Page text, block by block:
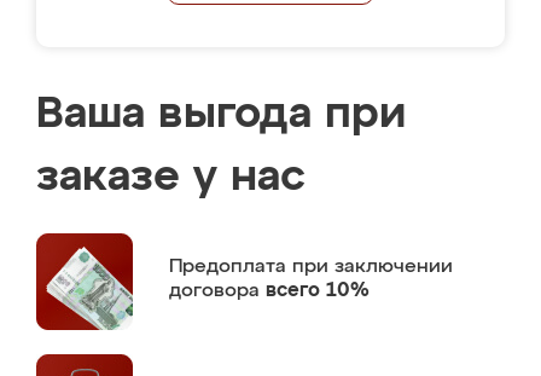
Ваша выгода при
заказе у нас
Предоплата при заключении
договора всего 10%